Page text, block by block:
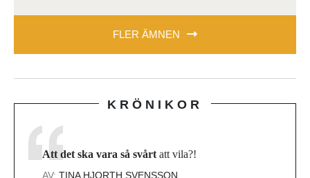
FLER ÄMNEN
KRÖNIKOR
Att det ska vara så svårt att vila?!
AV: TINA HJORTH SVENSSON